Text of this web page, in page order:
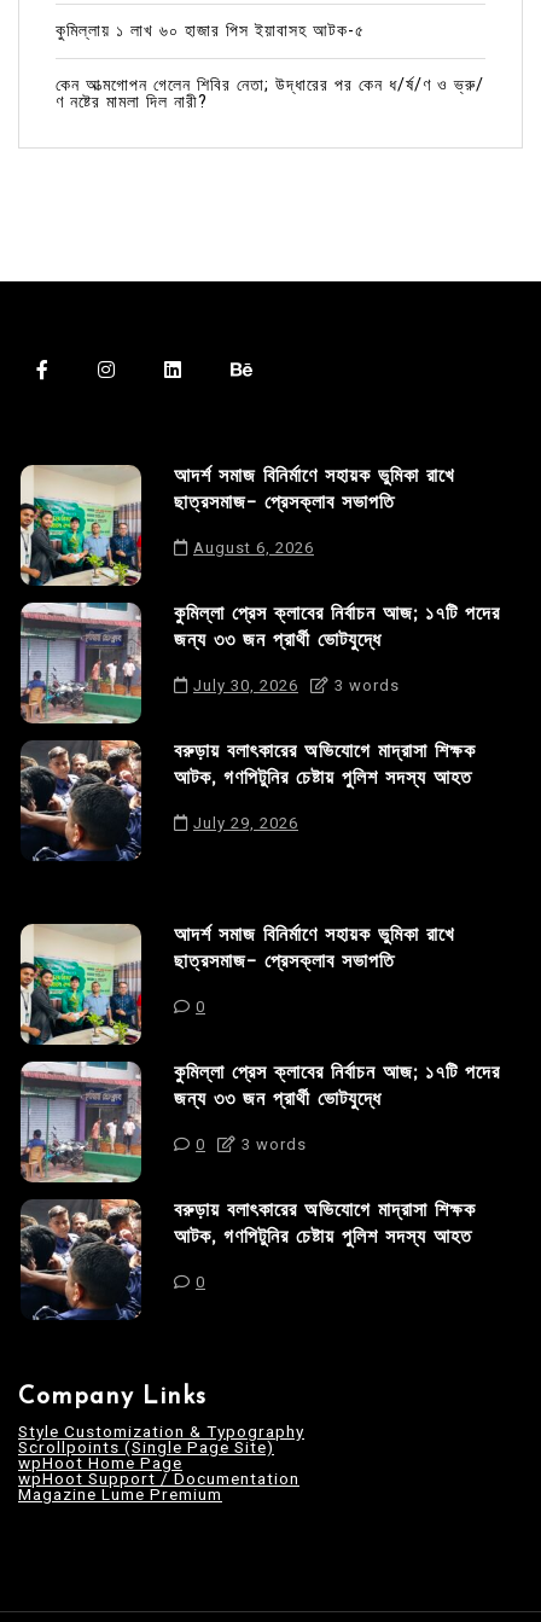
কুমিল্লায় ১ লাখ ৬০ হাজার পিস ইয়াবাসহ আটক-৫
কেন আত্মগোপন গেলেন শিবির নেতা; উদ্ধারের পর কেন ধ/র্ষ/ণ ও ভ্রু/
ণ নষ্টের মামলা দিল নারী?
আদর্শ সমাজ বিনির্মাণে সহায়ক ভুমিকা রাখে
ছাত্রসমাজ- প্রেসক্লাব সভাপতি
August 6, 2026
কুমিল্লা প্রেস ক্লাবের নির্বাচন আজ; ১৭টি পদের
জন্য ৩৩ জন প্রার্থী ভোটযুদ্ধে
July 30, 2026 3 words
বরুড়ায় বলাৎকারের অভিযোগে মাদ্রাসা শিক্ষক
আটক, গণপিটুনির চেষ্টায় পুলিশ সদস্য আহত
July 29, 2026
আদর্শ সমাজ বিনির্মাণে সহায়ক ভুমিকা রাখে
ছাত্রসমাজ- প্রেসক্লাব সভাপতি
0
কুমিল্লা প্রেস ক্লাবের নির্বাচন আজ; ১৭টি পদের
জন্য ৩৩ জন প্রার্থী ভোটযুদ্ধে
0 3 words
বরুড়ায় বলাৎকারের অভিযোগে মাদ্রাসা শিক্ষক
আটক, গণপিটুনির চেষ্টায় পুলিশ সদস্য আহত
0
Company Links
Style Customization & Typography
Scrollpoints (Single Page Site)
wpHoot Home Page
wpHoot Support / Documentation
Magazine Lume Premium